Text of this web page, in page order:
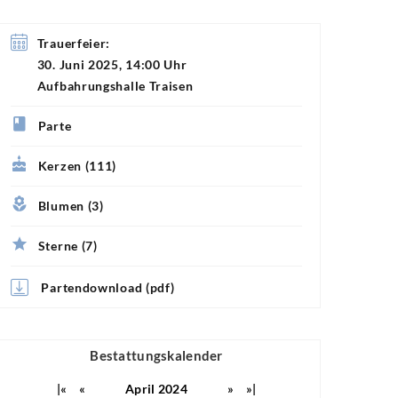
Trauerfeier:
30. Juni 2025, 14:00 Uhr
Aufbahrungshalle Traisen
Parte
Kerzen (111)
Blumen (3)
Sterne (7)
Partendownload (pdf)
Bestattungskalender
|« « April 2024 » »|